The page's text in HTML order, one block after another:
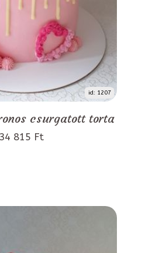
id: 1207
csurgatott torta
34 815 Ft